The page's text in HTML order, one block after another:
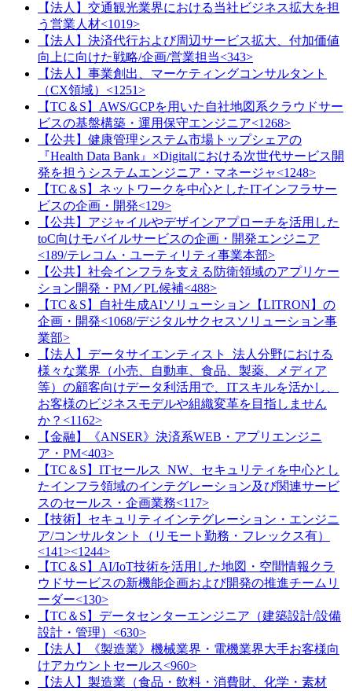
【法人】交通観光業界における当社ビジネス拡大を担
う営業人材<1019>
【法人】決済代行および周辺サービス拡大、付加価値
向上に向けた戦略/企画/営業担当<343>
【法人】事業創出、マーケティングコンサルタント
（CX領域）<1251>
【TC＆S】AWS/GCPを用いた自社地図系クラウドサー
ビスの基盤構築・運用保守エンジニア<1268>
【公共】健康管理システム市場トップシェアの
『Health Data Bank』×Digitalにおける次世代サービス開
発を担うシステムエンジニア・マネージャ<1248>
【TC＆S】ネットワークを中心としたITインフラサー
ビスの企画・開発<129>
【公共】アジャイルやデザインアプローチを活用した
toC向けモバイルサービスの企画・開発エンジニア
<189/テレコム・ユーティリティ事業本部>
【公共】社会インフラを支える防衛領域のアプリケー
ション開発・PM／PL候補<488>
【TC＆S】自社生成AIソリューション【LITRON】の
企画・開発<1068/デジタルサクセスソリューション事
業部>
【法人】データサイエンティスト_法人分野における
様々な業界（小売、自動車、食品、製薬、メディア
等）の顧客向けデータ利活用で、ITスキルを活かし、
お客様のビジネスモデルや組織変革を目指しません
か？<1162>
【金融】《ANSER》決済系WEB・アプリエンジニ
ア・PM<403>
【TC＆S】ITセールス_NW、セキュリティを中心とし
たインフラ領域のインテグレーション及び関連サービ
スのセールス・企画業務<117>
【技術】セキュリティインテグレーション・エンジニ
ア/コンサルタント（リモート勤務・フレックス有）
<141><1244>
【TC＆S】AI/IoT技術を活用した地図・空間情報クラ
ウドサービスの新機能企画および開発の推進チームリ
ーダー<130>
【TC＆S】データセンターエンジニア（建築設計/設備
設計・管理）<630>
【法人】《製造業》機械業界・電機業界大手お客様向
けアカウントセールス<960>
【法人】製造業（食品・飲料・消費財、化学・素材